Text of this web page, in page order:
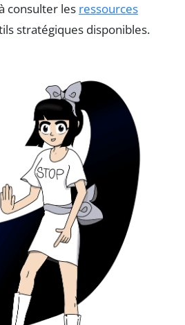
consulter les ressources
stratégiques disponibles.